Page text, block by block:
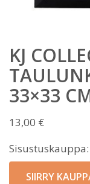
KJ
33×33
13,00 €
Sisustuskauppa:
SIIRRY